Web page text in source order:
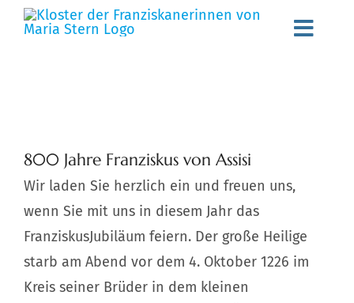
Zum
Inhalt
Spiritualität
Schwester werden
Aktuelles
Stellenangebote
grösseres
Bild
800 Jahre Franziskus von Assisi
Wir laden Sie herzlich ein und freuen uns,
wenn Sie mit uns in diesem Jahr das
FranziskusJubiläum feiern. Der große Heilige
starb am Abend vor dem 4. Oktober 1226 im
Kreis seiner Brüder in dem kleinen